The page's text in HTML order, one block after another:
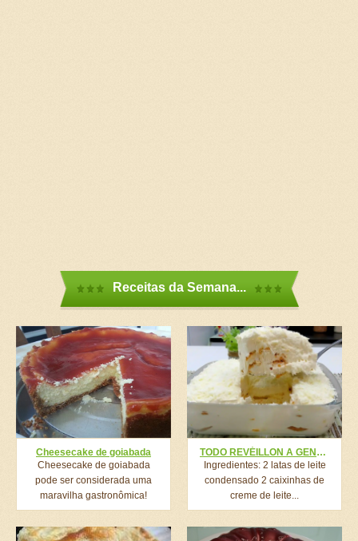
Receitas da Semana...
Cheesecake de goiabada
Cheesecake de goiabada
pode ser considerada uma
maravilha gastronômica!
Pode fazer em...
TODO REVÉILLON A GENTE COME ESSA DELÍCIA DE SOBREMESA DA TANINHA! TÔ CONTANDO AS HORAS PRA COMER DE NOVO ESSE ANO
Ingredientes: 2 latas de leite
condensado 2 caixinhas de
creme de leite...